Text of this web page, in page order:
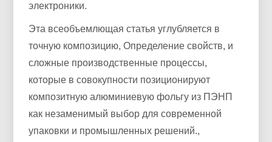
электроники.
Эта всеобъемлющая статья углубляется в
точную композицию, Определение свойств, и
сложные производственные процессы,
которые в совокупности позиционируют
композитную алюминиевую фольгу из ПЭНП
как незаменимый выбор для современной
упаковки и промышленных решений.,